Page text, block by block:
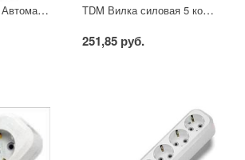
Schneider electric Автоматический выключатель 1/40А TDM Вилка силовая 5 контактов 16А 380В IP44
251,85 руб.